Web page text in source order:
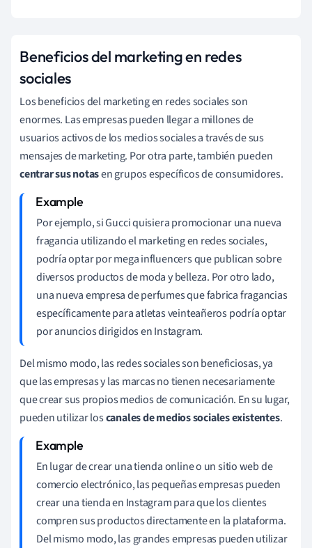
Beneficios del marketing en redes
sociales
Los beneficios del marketing en redes sociales son
enormes. Las empresas pueden llegar a millones de
usuarios activos de los medios sociales a través de sus
mensajes de marketing. Por otra parte, también pueden
centrarsusnotasen grupos específicos de consumidores.
Por ejemplo, si Gucci quisiera promocionar una nueva
fragancia utilizando el marketing en redes sociales,
podría optar por mega influencers que publican sobre
diversos productos de moda y belleza. Por otro lado,
una nueva empresa de perfumes que fabrica fragancias
específicamente para atletas veinteañeros podría optar
por anuncios dirigidos en Instagram.
Del mismo modo, las redes sociales son beneficiosas, ya
que las empresas y las marcas no tienen necesariamente
que crear sus propios medios de comunicación. En su lugar,
pueden utilizar loscanalesde mediossocialesexistentes.
En lugar de crear una tienda online o un sitio web de
comercio electrónico, las pequeñas empresas pueden
crear una tienda en Instagram para que los clientes
compren sus productos directamente en la plataforma.
Del mismo modo, las grandes empresas pueden utilizar